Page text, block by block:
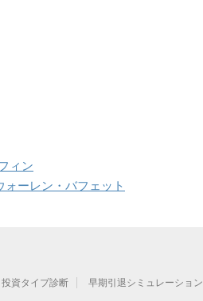
ィン
ーレン・バフェット
投資タイプ診断 早期引退シミュレーション